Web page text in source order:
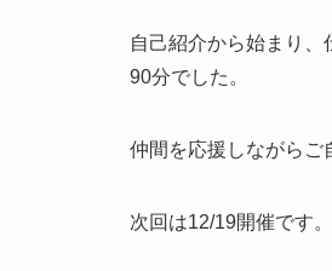
自己紹介から始まり
90分でした。
仲間を応援しながらご
次回は12/19開催です。